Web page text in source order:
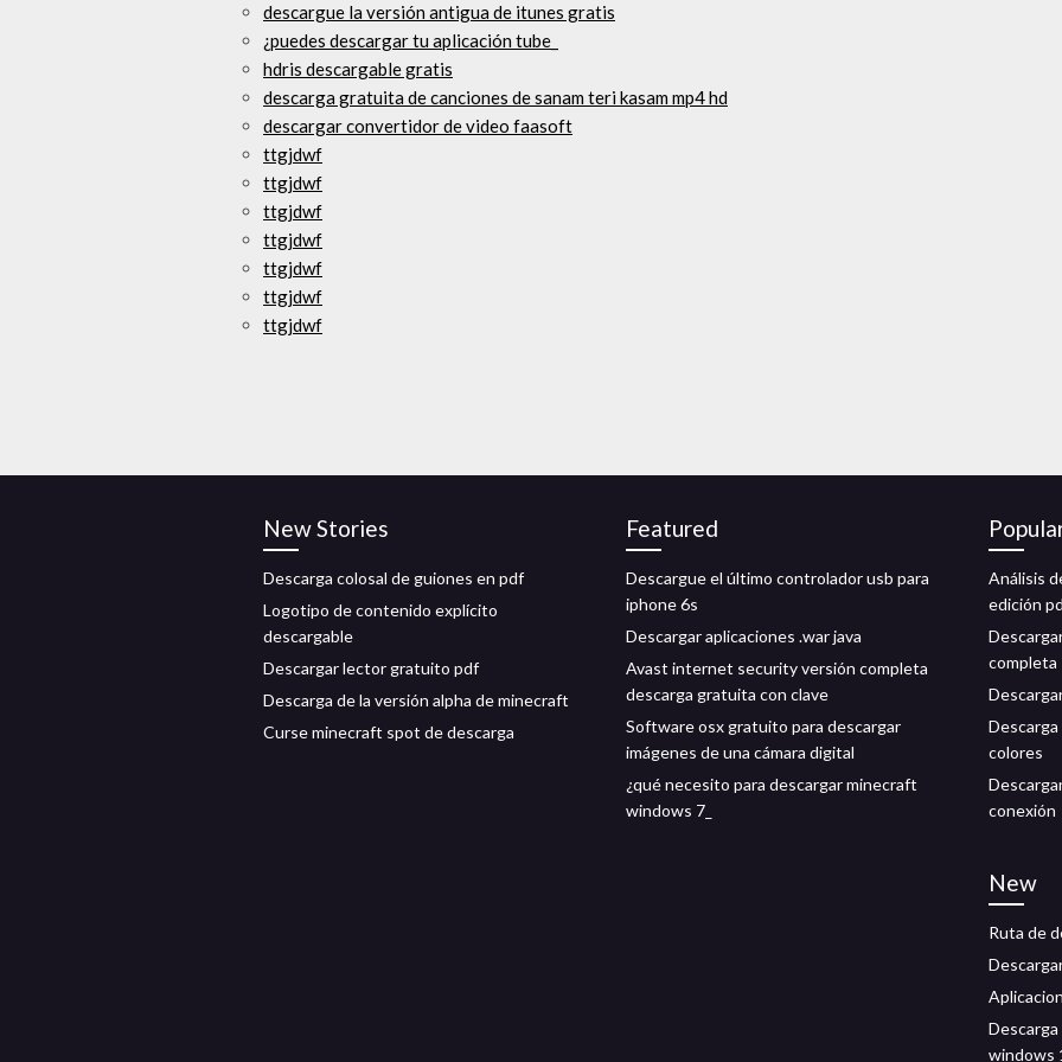
descargue la versión antigua de itunes gratis
¿puedes descargar tu aplicación tube_
hdris descargable gratis
descarga gratuita de canciones de sanam teri kasam mp4 hd
descargar convertidor de video faasoft
ttgjdwf
ttgjdwf
ttgjdwf
ttgjdwf
ttgjdwf
ttgjdwf
ttgjdwf
New Stories
Descarga colosal de guiones en pdf
Logotipo de contenido explícito
descargable
Descargar lector gratuito pdf
Descarga de la versión alpha de minecraft
Curse minecraft spot de descarga
Featured
Descargue el último controlador usb para
iphone 6s
Descargar aplicaciones .war java
Avast internet security versión completa
descarga gratuita con clave
Software osx gratuito para descargar
imágenes de una cámara digital
¿qué necesito para descargar minecraft
windows 7_
Análisis
edición
completa
colores
conexión
New
Ruta de
windows